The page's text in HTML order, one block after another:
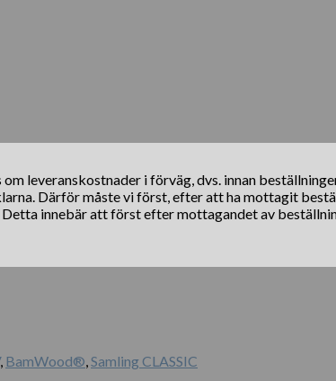
leveranskostnader i förväg, dvs. innan
Därför måste vi först, efter att ha mottagit
innebär att först efter mottagandet av
, BamWood®,Samling CLASSIC